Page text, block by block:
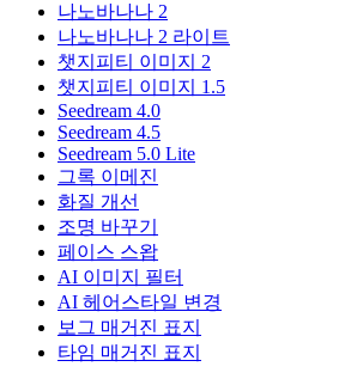
나노바나나 2
나노바나나 2 라이트
챗지피티 이미지 2
챗지피티 이미지 1.5
Seedream 4.0
Seedream 4.5
Seedream 5.0 Lite
그록 이메진
화질 개선
조명 바꾸기
페이스 스왑
AI 이미지 필터
AI 헤어스타일 변경
보그 매거진 표지
타임 매거진 표지